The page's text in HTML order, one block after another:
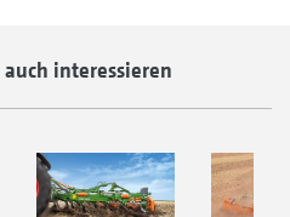
ausgeformte
oder trocken,
auch interessieren